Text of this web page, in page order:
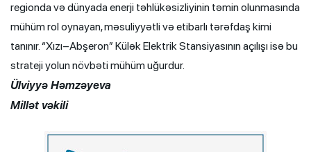
regionda və dünyada enerji təhlükəsizliyinin təmin olunmasında
mühüm rol oynayan, məsuliyyətli və etibarlı tərəfdaş kimi
tanınır. “Xızı–Abşeron” Külək Elektrik Stansiyasının açılışı isə bu
strateji yolun növbəti mühüm uğurdur.
Ülviyyə Həmzəyeva
Millət vəkili